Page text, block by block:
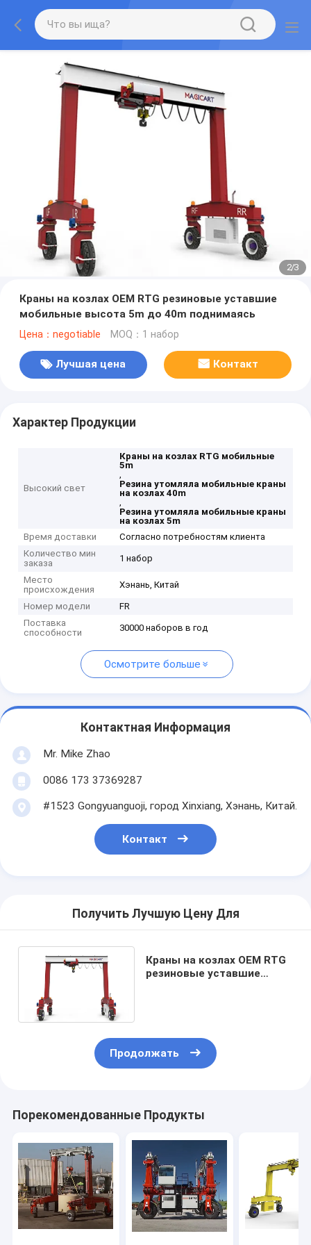
2/3
Краны на козлах OEM RTG резиновые уставшие
мобильные высота 5m до 40m поднимаясь
Цена：negotiable MOQ：1 набор
Лучшая цена Контакт
Характер Продукции
Высокий свет
Краны на козлах RTG мобильные
5m
,
Резина утомляла мобильные краны
на козлах 40m
,
Резина утомляла мобильные краны
на козлах 5m
Время доставки
Согласно потребностям клиента
Количество мин
заказа
1 набор
Место
происхождения
Хэнань, Китай
Номер модели
FR
Поставка
способности
30000 наборов в год
Осмотрите больше
Контактная Информация
Mr. Mike Zhao
0086 173 37369287
#1523 Gongyuanguoji, город Xinxiang, Хэнань, Китай.
Контакт
Получить Лучшую Цену Для
Краны на козлах OEM RTG
резиновые уставшие
Продолжать
Порекомендованные Продукты